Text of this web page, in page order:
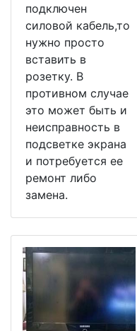
подключен
силовой кабель,то
нужно просто
вставить в
розетку. В
противном случае
это может быть и
неисправность в
подсветке экрана
и потребуется ее
ремонт либо
замена.